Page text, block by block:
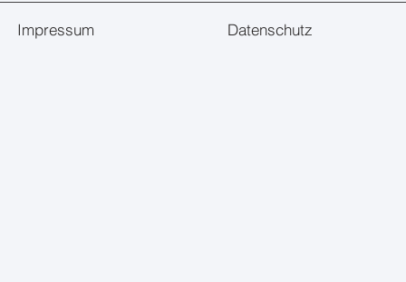
Impressum Datenschutz